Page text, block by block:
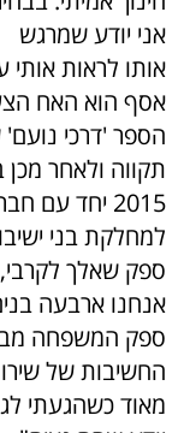
אני יודע שמרגש
אותו לראות
אסף הוא האח
הספר 'דרכי
תקווה ולאחר
2015 יחד עם חבריו
ספק שאלך לקרבי,
אנחנו ארבעה
ספק המשפחה
החשיבות של
מאוד כשהגעתי